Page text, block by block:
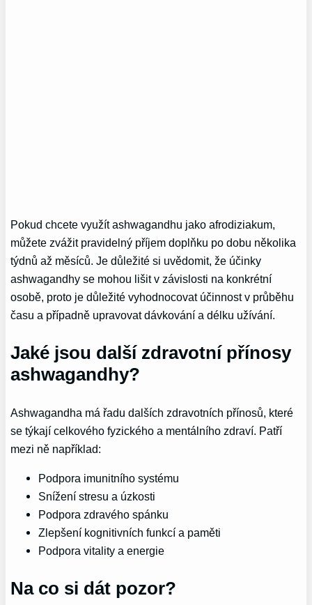
Pokud chcete využít ashwagandhu jako afrodiziakum,
můžete zvážit pravidelný příjem doplňku po dobu několika
týdnů až měsíců. Je důležité si uvědomit, že účinky
ashwagandhy se mohou lišit v závislosti na konkrétní
osobě, proto je důležité vyhodnocovat účinnost v průběhu
času a případně upravovat dávkování a délku užívání.
Jaké jsou další zdravotní přínosy
ashwagandhy?
Ashwagandha má řadu dalších zdravotních přínosů, které
se týkají celkového fyzického a mentálního zdraví. Patří
mezi ně například:
Podpora imunitního systému
Snížení stresu a úzkosti
Podpora zdravého spánku
Zlepšení kognitivních funkcí a paměti
Podpora vitality a energie
Na co si dát pozor?